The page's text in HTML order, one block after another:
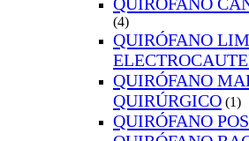
(4)
QUIRÓFANO
QUIRÓFANO
QUIRÚRGICO (1)
QUIRÓFANO